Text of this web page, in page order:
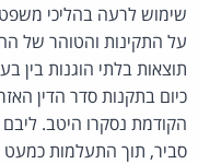
שימוש לרעה בהליכי
על התקינות והטוהר של
תוצאות בלתי הוגנות בין
כיום בתקנות סדר הדין
הקודמת נסקרו היטב. ליבם
סביר, תוך התעלמות